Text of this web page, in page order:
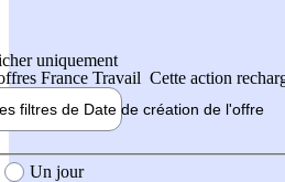
uniquement
France Travail Cette action
filtres de Date de création de l'offre
création de l'offre
Un jour